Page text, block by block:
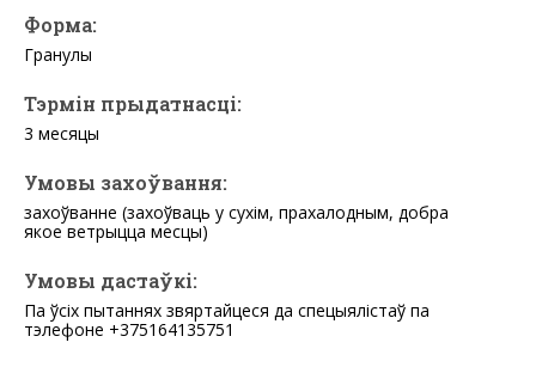
Форма:
Гранулы
Тэрмін прыдатнасці:
3 месяцы
Умовы захоўвання:
захоўванне (захоўваць у сухім, прахалодным, добра
якое ветрыцца месцы)
Умовы дастаўкі:
Па ўсіх пытаннях звяртайцеся да спецыялістаў па
тэлефоне +375164135751